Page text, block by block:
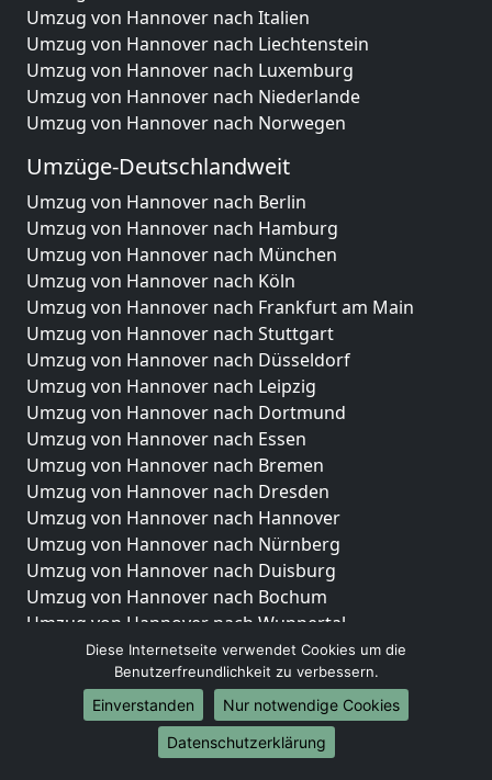
Umzug von Hannover nach Italien
Umzug von Hannover nach Liechtenstein
Umzug von Hannover nach Luxemburg
Umzug von Hannover nach Niederlande
Umzug von Hannover nach Norwegen
Umzüge-Deutschlandweit
Umzug von Hannover nach Berlin
Umzug von Hannover nach Hamburg
Umzug von Hannover nach München
Umzug von Hannover nach Köln
Umzug von Hannover nach Frankfurt am Main
Umzug von Hannover nach Stuttgart
Umzug von Hannover nach Düsseldorf
Umzug von Hannover nach Leipzig
Umzug von Hannover nach Dortmund
Umzug von Hannover nach Essen
Umzug von Hannover nach Bremen
Umzug von Hannover nach Dresden
Umzug von Hannover nach Hannover
Umzug von Hannover nach Nürnberg
Umzug von Hannover nach Duisburg
Umzug von Hannover nach Bochum
Umzug von Hannover nach Wuppertal
Umzug von Hannover nach Bielefeld
Umzug von Hannover nach Bonn
Umzug von Hannover nach Münster
Internationale-Umzüge
Diese Internetseite verwendet Cookies um die
Benutzerfreundlichkeit zu verbessern.
Einverstanden
Nur notwendige Cookies
Datenschutzerklärung